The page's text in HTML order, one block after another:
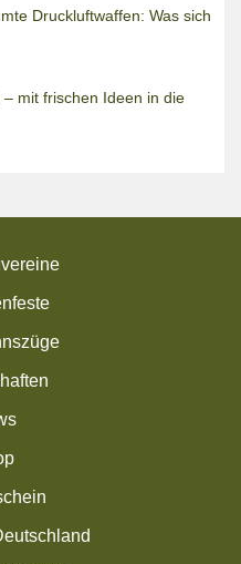
Druckluftwaffen: Was sich
mit frischen Ideen in die